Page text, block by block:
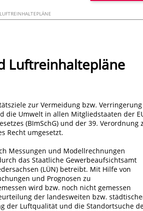
Luftreinhaltepläne
zur Vermeidung bzw. Verringerung
die Umwelt in allen Mitgliedstaaten der
(BImSchG) und der 39. Verordnung
Recht umgesetzt.
Messungen und Modellrechnungen
das Staatliche Gewerbeaufsichtsamt
(LÜN) betreibt. Mit Hilfe von
und Prognosen zu
wird bzw. noch nicht gemessen
der landesweiten bzw.
der Luftqualität und die Standortsuche